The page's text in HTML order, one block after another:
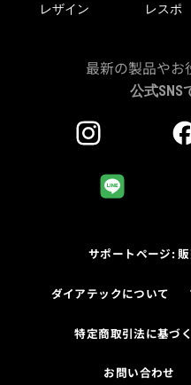
レザイン レスポ
最新の製品やお
公式SNS
サポートページ:
ダイアテックについて
特定商取引法に基づ
お問い合わせ